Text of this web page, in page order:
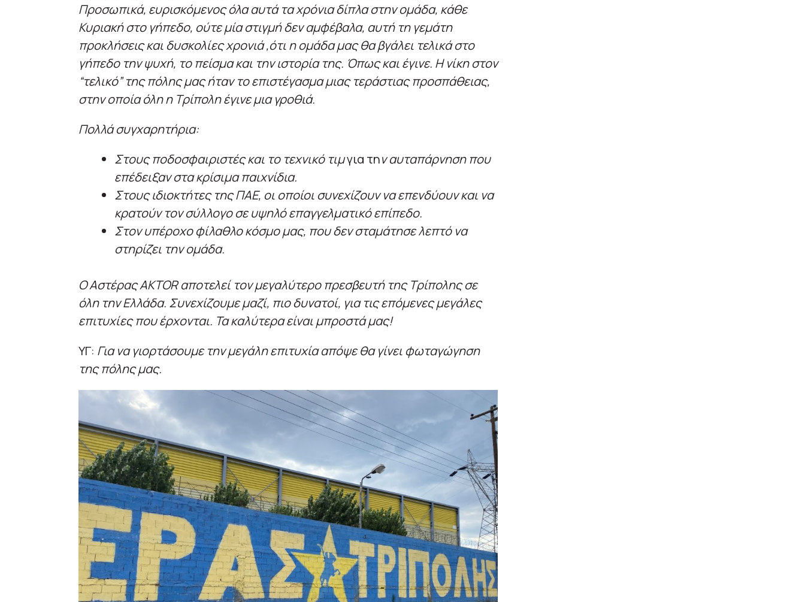
Προσωπικά, ευρισκόμενος όλα αυτά τα χρόνια δίπλα στην ομάδα, κάθε
Κυριακή στο γήπεδο, ούτε μία στιγμή δεν αμφέβαλα, αυτή τη γεμάτη
προκλήσεις και δυσκολίες χρονιά ,ότι η ομάδα μας θα βγάλει τελικά στο
γήπεδο την ψυχή, το πείσμα και την ιστορία της. Όπως και έγινε. Η νίκη στον
“τελικό” της πόλης μας ήταν το επιστέγασμα μιας τεράστιας προσπάθειας,
στην οποία όλη η Τρίπολη έγινε μια γροθιά.
Πολλά συγχαρητήρια:
Στους ποδοσφαιριστές και το τεχνικό τιμγια την αυταπάρνηση που
επέδειξαν στα κρίσιμα παιχνίδια.
Στους ιδιοκτήτες της ΠΑΕ, οι οποίοι συνεχίζουν να επενδύουν και να
κρατούν τον σύλλογο σε υψηλό επαγγελματικό επίπεδο.
Στον υπέροχο φίλαθλο κόσμο μας, που δεν σταμάτησε λεπτό να
στηρίζει την ομάδα.
Ο Αστέρας AKTOR αποτελεί τον μεγαλύτερο πρεσβευτή της Τρίπολης σε
όλη την Ελλάδα. Συνεχίζουμε μαζί, πιο δυνατοί, για τις επόμενες μεγάλες
επιτυχίες που έρχονται. Τα καλύτερα είναι μπροστά μας!
ΥΓ: Για να γιορτάσουμε την μεγάλη επιτυχία απόψε θα γίνει φωταγώγηση
της πόλης μας.